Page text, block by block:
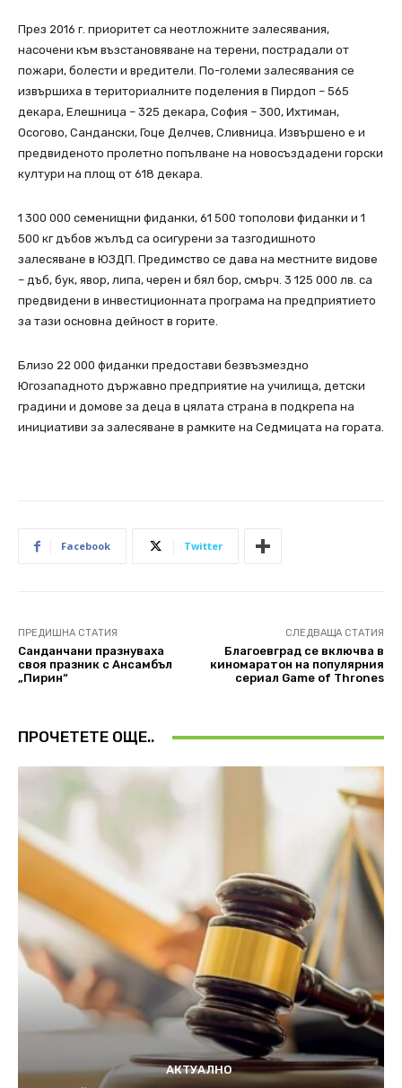
През 2016 г. приоритет са неотложните залесявания,
насочени към възстановяване на терени, пострадали от
пожари, болести и вредители. По-големи залесявания се
извършиха в териториалните поделения в Пирдоп – 565
декара, Елешница – 325 декара, София – 300, Ихтиман,
Осогово, Сандански, Гоце Делчев, Сливница. Извършено е и
предвиденото пролетно попълване на новосъздадени горски
култури на площ от 618 декара.
1 300 000 семенищни фиданки, 61 500 тополови фиданки и 1
500 кг дъбов жълъд са осигурени за тазгодишното
залесяване в ЮЗДП. Предимство се дава на местните видове
– дъб, бук, явор, липа, черен и бял бор, смърч. 3 125 000 лв. са
предвидени в инвестиционната програма на предприятието
за тази основна дейност в горите.
Близо 22 000 фиданки предостави безвъзмездно
Югозападното държавно предприятие на училища, детски
градини и домове за деца в цялата страна в подкрепа на
инициативи за залесяване в рамките на Седмицата на гората.
Facebook Twitter
ПРЕДИШНА СТАТИЯ
Санданчани празнуваха
своя празник с Ансамбъл
„Пирин“
СЛЕДВАЩА СТАТИЯ
Благоевград се включва в
киномаратон на популярния
сериал Game of Thrones
ПРОЧЕТЕТЕ ОЩЕ..
АКТУАЛНО